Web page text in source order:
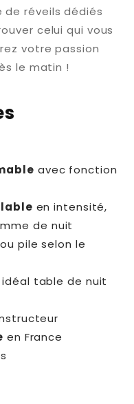
de réveils dédiés
celui qui vous
votre passion
le matin !
avec fonction
en intensité,
de nuit
ou pile selon le
idéal table de nuit
en France